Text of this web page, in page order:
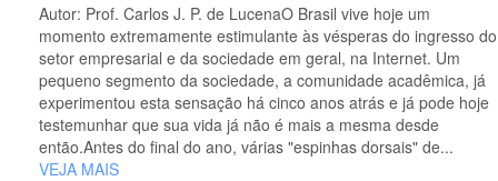
Autor: Prof. Carlos J. P. de LucenaO Brasil vive hoje um
momento extremamente estimulante às vésperas do ingresso do
setor empresarial e da sociedade em geral, na Internet. Um
pequeno segmento da sociedade, a comunidade acadêmica, já
experimentou esta sensação há cinco anos atrás e já pode hoje
testemunhar que sua vida já não é mais a mesma desde
então.Antes do final do ano, várias "espinhas dorsais" de...
VEJA MAIS